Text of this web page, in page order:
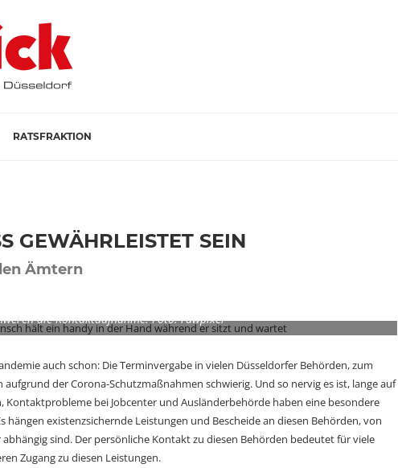
RATSFRAKTION
GEWÄHRLEISTET SEIN
Ämtern
die Kontaktaufnahme. Foto: rawpixel
auch schon: Die Terminvergabe in vielen Düsseldorfer Behörden, zum
der Corona-Schutzmaßnahmen schwierig. Und so nervig es ist, lange auf
Kontaktprobleme bei Jobcenter und Ausländerbehörde haben eine besondere
existenzsichernde Leistungen und Bescheide an diesen Behörden, von
sind. Der persönliche Kontakt zu diesen Behörden bedeutet für viele
Zugang zu diesen Leistungen.